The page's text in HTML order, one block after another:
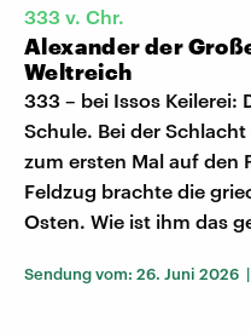
333 v. Chr.
Alexander der
Weltreich
333 – bei Issos Keilerei:
Schule. Bei der
zum ersten Mal auf den
Feldzug brachte die
Osten. Wie ist ihm das
Sendung vom: 26. Juni 2026 |